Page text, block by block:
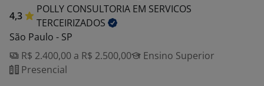
4,3
POLLY CONSULTORIA EM SERVICOS
TERCEIRIZADOS
São Paulo - SP
R$ 2.400,00 a R$ 2.500,00
Ensino Superior
Presencial